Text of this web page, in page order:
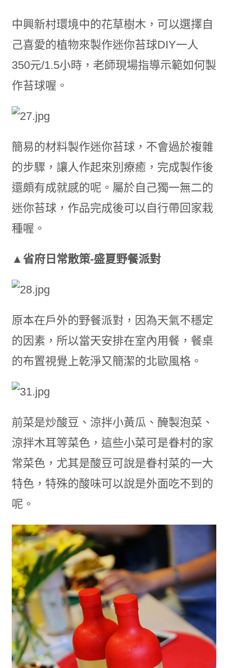
中興新村環境中的花草樹木，可以選擇自
己喜愛的植物來製作迷你苔球DIY一人
350元/1.5小時，老師現場指導示範如何製
作苔球喔。
簡易的材料製作迷你苔球，不會過於複雜
的步驟，讓人作起來別療癒，完成製作後
還頗有成就感的呢。屬於自己獨一無二的
迷你苔球，作品完成後可以自行帶回家栽
種喔。
▲ 省府日常散策-盛夏野餐派對
原本在戶外的野餐派對，因為天氣不穩定
的因素，所以當天安排在室內用餐，餐桌
的布置視覺上乾淨又簡潔的北歐風格。
前菜是炒酸豆、涼拌小黃瓜、醃製泡菜、
涼拌木耳等菜色，這些小菜可是眷村的家
常菜色，尤其是酸豆可說是眷村菜的一大
特色，特殊的酸味可以說是外面吃不到的
呢。